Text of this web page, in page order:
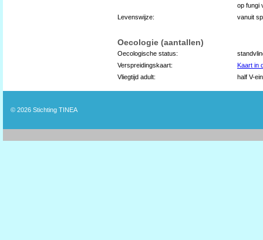
op fungi
Levenswijze:
vanuit
Oecologie (aantallen)
Oecologische status:
Verspreidingskaart:
Kaart in
Vliegtijd adult:
half V-
© 2026 Stichting TINEA